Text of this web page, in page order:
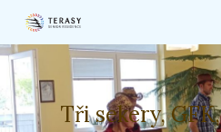
Tři sekery,